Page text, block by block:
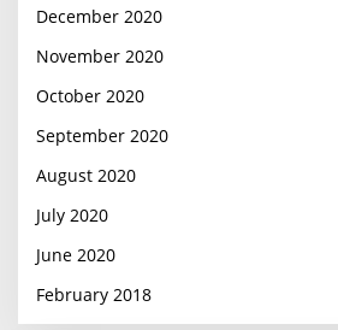
December 2020
November 2020
October 2020
September 2020
August 2020
July 2020
June 2020
February 2018